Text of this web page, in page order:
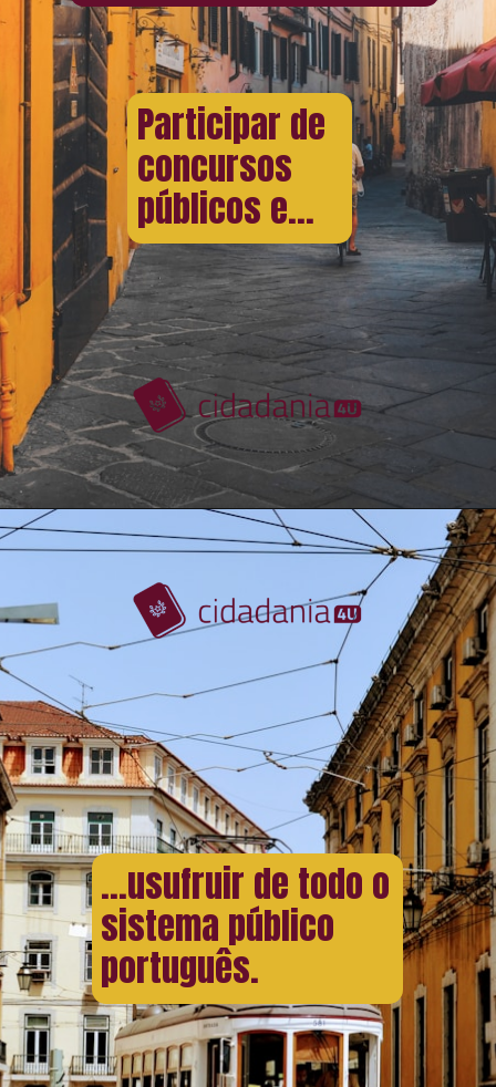
Participar de
concursos
públicos e...
...usufruir de todo o
sistema público
português.